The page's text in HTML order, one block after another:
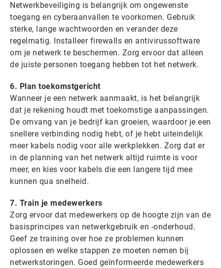
Netwerkbeveiliging is belangrijk om ongewenste
toegang en cyberaanvallen te voorkomen. Gebruik
sterke, lange wachtwoorden en verander deze
regelmatig. Installeer firewalls en antivirussoftware
om je netwerk te beschermen. Zorg ervoor dat alleen
de juiste personen toegang hebben tot het netwerk.
6. Plan toekomstgericht
Wanneer je een netwerk aanmaakt, is het belangrijk
dat je rekening houdt met toekomstige aanpassingen.
De omvang van je bedrijf kan groeien, waardoor je een
snellere verbinding nodig hebt, of je hebt uiteindelijk
meer kabels nodig voor alle werkplekken. Zorg dat er
in de planning van het netwerk altijd ruimte is voor
meer, en kies voor kabels die een langere tijd mee
kunnen qua snelheid.
7. Train je medewerkers
Zorg ervoor dat medewerkers op de hoogte zijn van de
basisprincipes van netwerkgebruik en -onderhoud.
Geef ze training over hoe ze problemen kunnen
oplossen en welke stappen ze moeten nemen bij
netwerkstoringen. Goed geïnformeerde medewerkers